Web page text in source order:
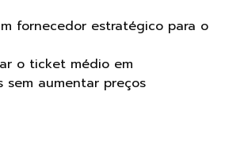
fornecedor estratégico para o
o ticket médio em
sem aumentar preços